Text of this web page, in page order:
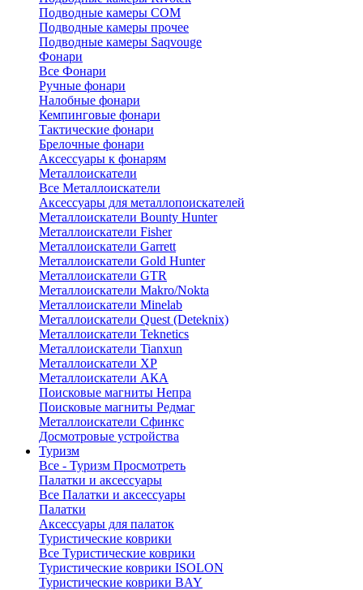
Подводные камеры СОМ
Подводные камеры прочее
Подводные камеры Saqvouge
Фонари
Все Фонари
Ручные фонари
Налобные фонари
Кемпинговые фонари
Тактические фонари
Брелочные фонари
Аксессуары к фонарям
Металлоискатели
Все Металлоискатели
Аксессуары для металлопоискателей
Металлоискатели Bounty Hunter
Металлоискатели Fisher
Металлоискатели Garrett
Металлоискатели Gold Hunter
Металлоискатели GTR
Металлоискатели Makro/Nokta
Металлоискатели Minelab
Металлоискатели Quest (Deteknix)
Металлоискатели Teknetics
Металлоискатели Tianxun
Металлоискатели XP
Металлоискатели АКА
Поисковые магниты Непра
Поисковые магниты Редмаг
Металлоискатели Сфинкс
Досмотровые устройства
Туризм
Все - Туризм Просмотреть
Палатки и аксессуары
Все Палатки и аксессуары
Палатки
Аксессуары для палаток
Туристические коврики
Все Туристические коврики
Туристические коврики ISOLON
Туристические коврики BAY